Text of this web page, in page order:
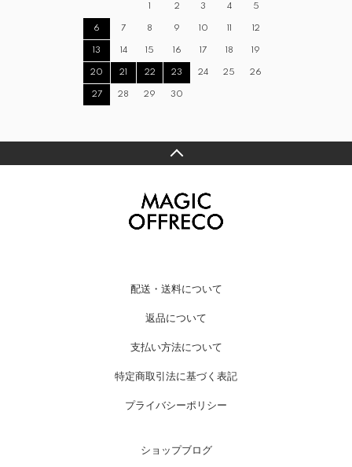
1 2 3 4 5
6 7 8 9 10 11 12
13 14 15 16 17 18 19
20 21 22 23 24 25 26
27 28 29 30
配送・送料について
返品について
支払い方法について
特定商取引法に基づく表記
プライバシーポリシー
ショップブログ